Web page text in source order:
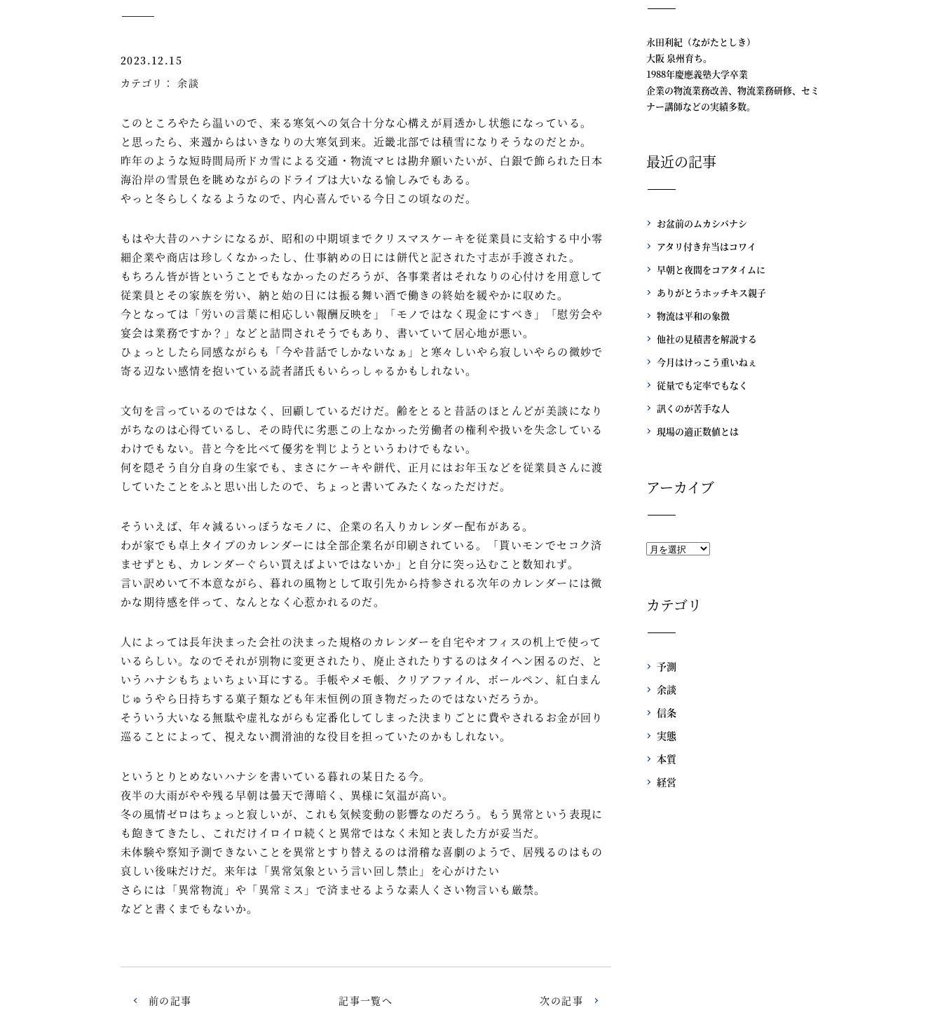
2023.12.15
カテゴリ： 余談
このところやたら温いので、来る寒気への気合十分な心構えが肩透かし状態になっている。
と思ったら、来週からはいきなりの大寒気到来。近畿北部では積雪になりそうなのだとか。
昨年のような短時間局所ドカ雪による交通・物流マヒは勘弁願いたいが、白銀で飾られた日本
海沿岸の雪景色を眺めながらのドライブは大いなる愉しみでもある。
やっと冬らしくなるようなので、内心喜んでいる今日この頃なのだ。
もはや大昔のハナシになるが、昭和の中期頃までクリスマスケーキを従業員に支給する中小零
細企業や商店は珍しくなかったし、仕事納めの日には餅代と記された寸志が手渡された。
もちろん皆が皆ということでもなかったのだろうが、各事業者はそれなりの心付けを用意して
従業員とその家族を労い、納と始の日には振る舞い酒で働きの終始を緩やかに収めた。
今となっては「労いの言葉に相応しい報酬反映を」「モノではなく現金にすべき」「慰労会や
宴会は業務ですか？」などと詰問されそうでもあり、書いていて居心地が悪い。
ひょっとしたら同感ながらも「今や昔話でしかないなぁ」と寒々しいやら寂しいやらの微妙で
寄る辺ない感情を抱いている読者諸氏もいらっしゃるかもしれない。
文句を言っているのではなく、回顧しているだけだ。齢をとると昔話のほとんどが美談になり
がちなのは心得ているし、その時代に劣悪この上なかった労働者の権利や扱いを失念している
わけでもない。昔と今を比べて優劣を判じようというわけでもない。
何を隠そう自分自身の生家でも、まさにケーキや餅代、正月にはお年玉などを従業員さんに渡
していたことをふと思い出したので、ちょっと書いてみたくなっただけだ。
そういえば、年々減るいっぽうなモノに、企業の名入りカレンダー配布がある。
わが家でも卓上タイプのカレンダーには全部企業名が印刷されている。「貰いモンでセコク済
ませずとも、カレンダーぐらい買えばよいではないか」と自分に突っ込むこと数知れず。
言い訳めいて不本意ながら、暮れの風物として取引先から持参される次年のカレンダーには微
かな期待感を伴って、なんとなく心惹かれるのだ。
人によっては長年決まった会社の決まった規格のカレンダーを自宅やオフィスの机上で使って
いるらしい。なのでそれが別物に変更されたり、廃止されたりするのはタイヘン困るのだ、と
いうハナシもちょいちょい耳にする。手帳やメモ帳、クリアファイル、ボールペン、紅白まん
じゅうやら日持ちする菓子類なども年末恒例の頂き物だったのではないだろうか。
そういう大いなる無駄や虚礼ながらも定番化してしまった決まりごとに費やされるお金が回り
巡ることによって、視えない潤滑油的な役目を担っていたのかもしれない。
というとりとめないハナシを書いている暮れの某日たる今。
夜半の大雨がやや残る早朝は曇天で薄暗く、異様に気温が高い。
冬の風情ゼロはちょっと寂しいが、これも気候変動の影響なのだろう。もう異常という表現に
も飽きてきたし、これだけイロイロ続くと異常ではなく未知と表した方が妥当だ。
未体験や察知予測できないことを異常とすり替えるのは滑稽な喜劇のようで、居残るのはもの
哀しい後味だけだ。来年は「異常気象という言い回し禁止」を心がけたい
さらには「異常物流」や「異常ミス」で済ませるような素人くさい物言いも厳禁。
などと書くまでもないか。
前の記事 記事一覧へ 次の記事
永田利紀（ながたとしき）
大阪 泉州育ち。
1988年慶應義塾大学卒業
企業の物流業務改善、物流業務研修、セミ
ナー講師などの実績多数。
最近の記事
お盆前のムカシバナシ
アタリ付き弁当はコワイ
早朝と夜間をコアタイムに
ありがとうホッチキス親子
物流は平和の象徴
他社の見積書を解説する
今月はけっこう重いねぇ
従量でも定率でもなく
訊くのが苦手な人
現場の適正数値とは
アーカイブ
カテゴリ
予測
余談
信条
実態
本質
経営